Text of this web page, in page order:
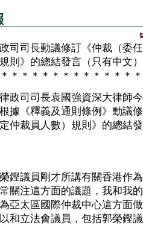
司司長動議修訂《仲裁（委
則》的總結發言（只有中文）
＊＊＊＊＊＊＊＊＊＊＊＊
司司長袁國強資深大律師今
據《釋義及通則條例》動議
仲裁員人數）規則》的總結
議員剛才所講有關香港作為
關注這方面的議題，我和我
亞太區國際仲裁中心這方面
和立法會議員，包括郭榮鏗